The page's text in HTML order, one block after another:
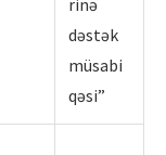
rinə
dəstək
müsabi
qəsi”